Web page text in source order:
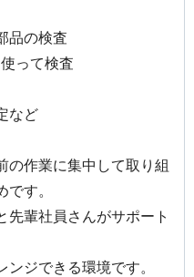
品の検査
って検査
など
の作業に集中して取り組
す。
先輩社員さんがサポート
ジできる環境です。